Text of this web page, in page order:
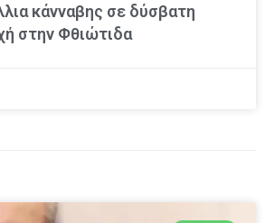
κάνναβης σε δύσβατη
στην Φθιώτιδα